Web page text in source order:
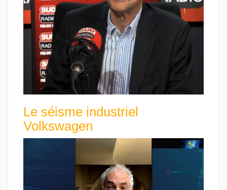
Le séisme industriel
Volkswagen